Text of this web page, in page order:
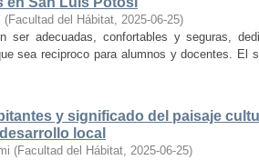
(Facultad del Hábitat, 2025-06-25)
ser adecuadas, confortables y seguras,
sea reciproco para alumnos y docentes. El
y significado del paisaje
local
(Facultad del Hábitat, 2025-06-25)